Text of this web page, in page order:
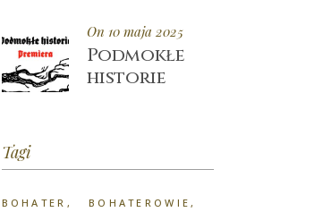
On 10 maja 2025
Podmokłe
historie
Tagi
BOHATER
BOHATEROWIE